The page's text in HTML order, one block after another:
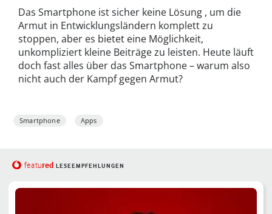
Das Smartphone ist sicher keine Lösung , um die
Armut in Entwicklungsländern komplett zu
stoppen, aber es bietet eine Möglichkeit,
unkompliziert kleine Beiträge zu leisten. Heute läuft
doch fast alles über das Smartphone – warum also
nicht auch der Kampf gegen Armut?
Smartphone Apps
featured LESEEMPFEHLUNGEN